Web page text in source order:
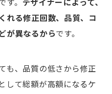
す。 デザイナーによって、
れる修正回数、品質、コ
が異なるからです。
も、品質の低さから修正
して総額が高額になるケ